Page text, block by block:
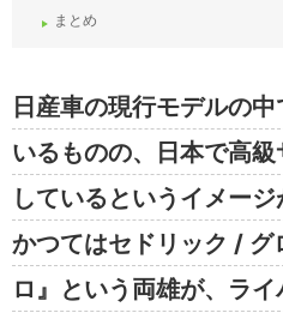
まとめ
日産車の現行モデルの
いるものの、日本で高
しているというイメージ
かつてはセドリック /
ロ』という両雄が、ラ